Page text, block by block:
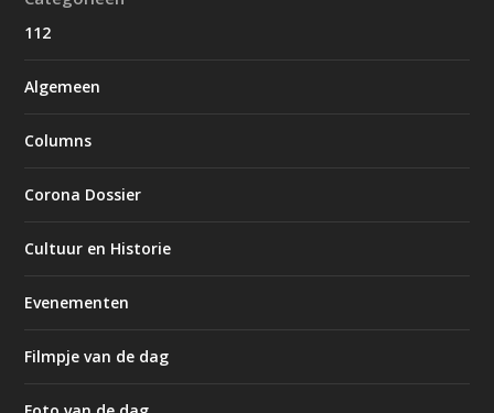
112
Algemeen
Columns
Corona Dossier
Cultuur en Historie
Evenementen
Filmpje van de dag